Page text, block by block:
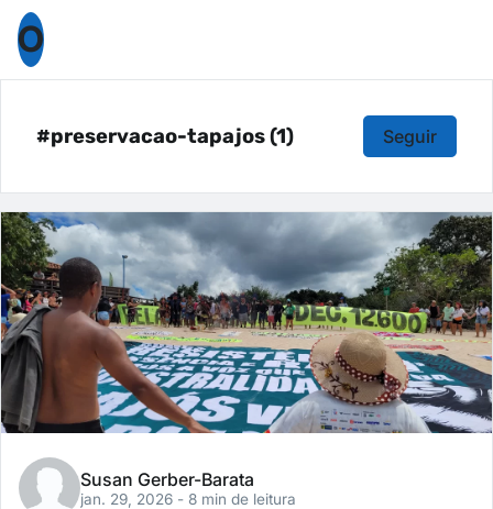
O
#preservacao-tapajos (1) Seguir
Susan Gerber-Barata
jan. 29, 2026 - 8 min de leitura